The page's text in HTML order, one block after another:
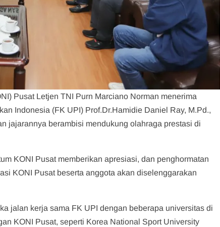
Pusat Letjen TNI Purn Marciano Norman menerima
Indonesia (FK UPI) Prof.Dr.Hamidie Daniel Ray, M.Pd.,
jajarannya berambisi mendukung olahraga prestasi di
KONI Pusat memberikan apresiasi, dan penghormatan
KONI Pusat beserta anggota akan diselenggarakan
jalan kerja sama FK UPI dengan beberapa universitas di
KONI Pusat, seperti Korea National Sport University